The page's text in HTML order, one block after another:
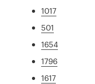
1017
501
1654
1796
1617